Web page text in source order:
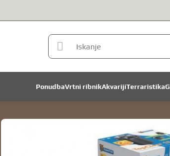
PonudbaVrtni ribnikAkvarijiTerraristika